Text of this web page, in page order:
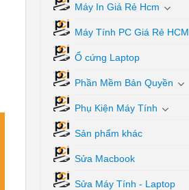
Máy In Giá Rẻ Hcm
Máy Tính PC Giá Rẻ HCM
Ổ cứng Laptop
Phần Mềm Bản Quyền
Phụ Kiện Máy Tính
Sản phẩm khác
Sửa Macbook
Sửa Máy Tính - Laptop